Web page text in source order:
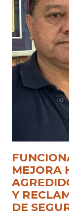
MEJORA
Y
DE